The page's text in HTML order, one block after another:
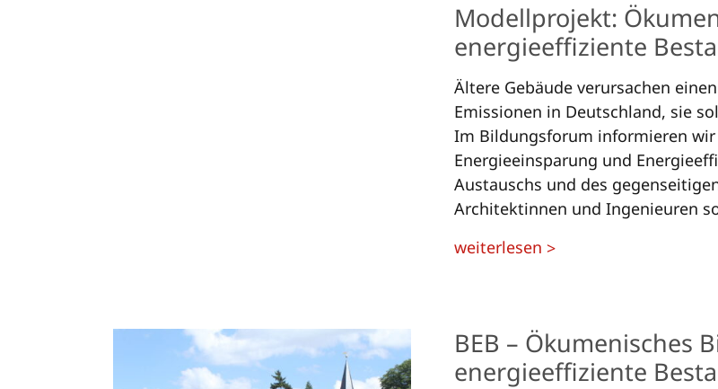
Modellprojekt:
energie­effiziente
Ältere Gebäude verursachen
Emissionen in Deutschland, sie
Im Bildungsforum informieren
Energieeinsparung und
Austauschs und des
Architektinnen und Ingenieuren
weiterlesen >
BEB – Ökumenisches
energieeffiziente